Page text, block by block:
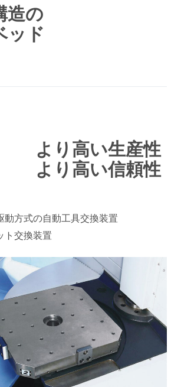
造の
ッド
より高い生産性
より高い信頼性
動方式の自動工具交換装置
ト交換装置